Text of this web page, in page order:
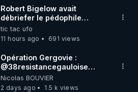
Robert Bigelow avait
débriefer le pédophile
génocidaire de donald j
trump
tic tac ufo
11 hours ago
691 views
Opération Gergovie :
‪@38resistancegauloise‬
‪@MarionSigautOfficiel‬
‪@gladysriifard5710‬ Laëtitia
Nicolas BOUVIER
2 days ago
1.5 k views